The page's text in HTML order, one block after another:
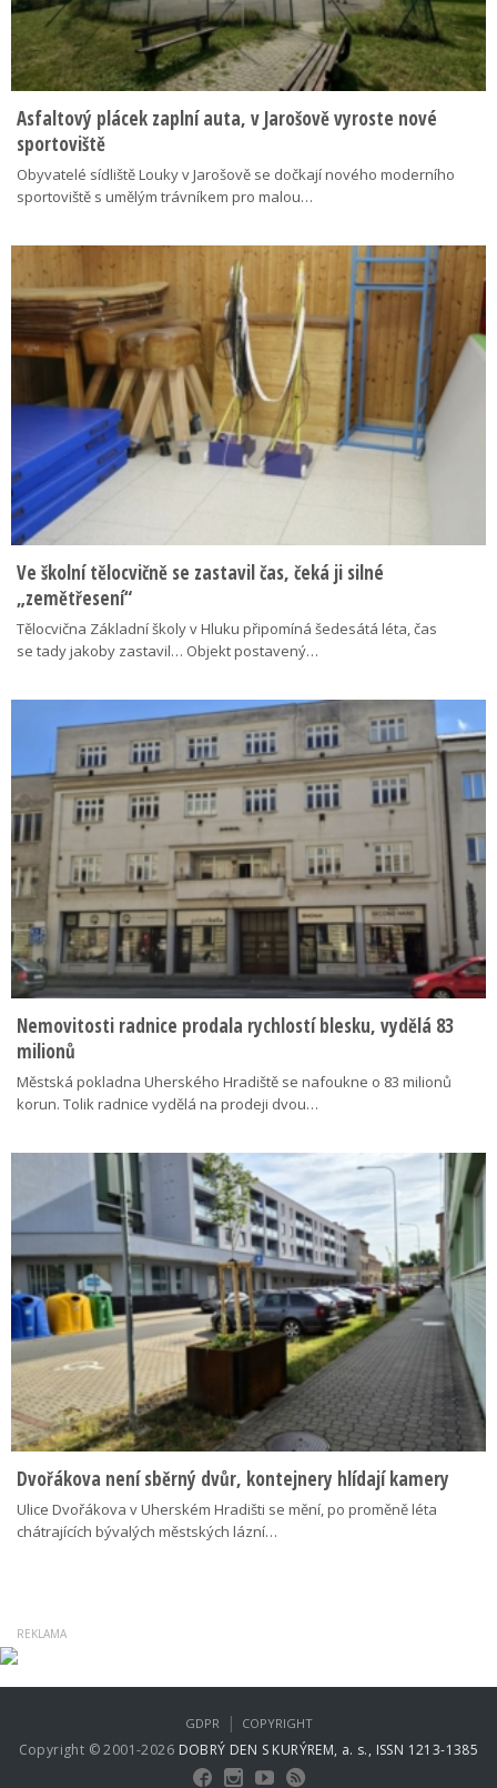
Asfaltový plácek zaplní auta, v Jarošově vyroste nové
sportoviště
Obyvatelé sídliště Louky v Jarošově se dočkají nového moderního
sportoviště s umělým trávníkem pro malou…
Ve školní tělocvičně se zastavil čas, čeká ji silné
„zemětřesení“
Tělocvična Základní školy v Hluku připomíná šedesátá léta, čas
se tady jakoby zastavil… Objekt postavený…
Nemovitosti radnice prodala rychlostí blesku, vydělá 83
milionů
Městská pokladna Uherského Hradiště se nafoukne o 83 milionů
korun. Tolik radnice vydělá na prodeji dvou…
Dvořákova není sběrný dvůr, kontejnery hlídají kamery
Ulice Dvořákova v Uherském Hradišti se mění, po proměně léta
chátrajících bývalých městských lázní…
Copyright © 2001-2026 DOBRÝ DEN S KURÝREM, a. s., ISSN 1213-1385
GDPR | COPYRIGHT